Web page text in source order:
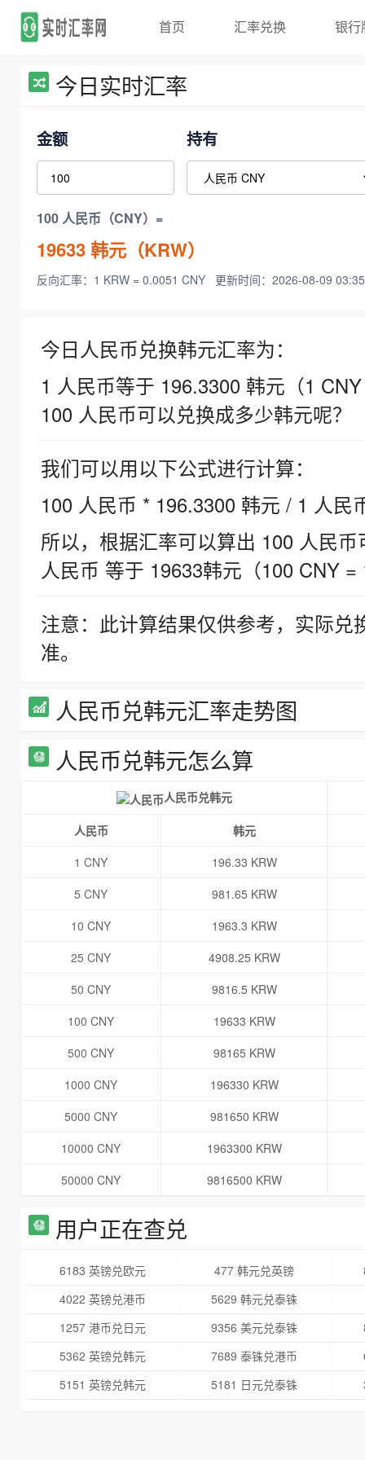
首页 汇率兑换 银行
今日实时汇率
金额 持有
100 人民币（CNY）=
19633韩元（KRW）
反向汇率：1 KRW = 0.0051 CNY 更新时间：2026-08-09
今日人民币兑换韩元汇率为：
1 人民币等于 196.3300 韩元（1
100 人民币可以兑换成多少韩元呢？
我们可以用以下公式进行计算：
100 人民币 * 196.3300 韩元 / 1 人民
所以，根据汇率可以算出 100 人民
人民币 等于 19633韩元（100 CNY =
注意：此计算结果仅供参考，实际
准。
人民币兑韩元汇率走势图
人民币兑韩元怎么算
人民币兑韩元
人民币
韩元
1 CNY
196.33 KRW
5 CNY
981.65 KRW
10 CNY
1963.3 KRW
25 CNY
4908.25 KRW
50 CNY
9816.5 KRW
100 CNY
19633 KRW
500 CNY
98165 KRW
1000 CNY
196330 KRW
5000 CNY
981650 KRW
10000 CNY
1963300 KRW
50000 CNY
9816500 KRW
用户正在查兑
6183 英镑兑欧元 477 韩元兑英镑
4022 英镑兑港币
5629 韩元兑泰铢
1257 港币兑日元
9356 美元兑泰铢
5362 英镑兑韩元
7689 泰铢兑港币
5151 英镑兑韩元
5181 日元兑泰铢